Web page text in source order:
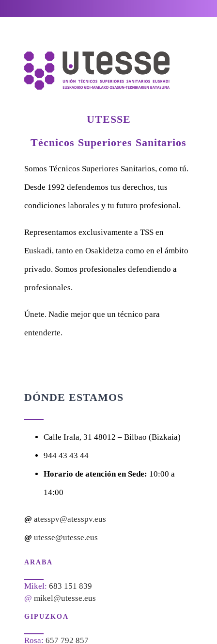
UTESSE
Técnicos Superiores Sanitarios
Somos Técnicos Superiores Sanitarios, como tú.
Desde 1992 defendemos tus derechos, tus
condiciones laborales y tu futuro profesional.
Representamos exclusivamente a TSS en
Euskadi, tanto en Osakidetza como en el ámbito
privado. Somos profesionales defendiendo a
profesionales.
Únete. Nadie mejor que un técnico para
entenderte.
DÓNDE ESTAMOS
Calle Irala, 31 48012 – Bilbao (Bizkaia)
944 43 43 44
Horario de atención en Sede: 10:00 a
14:00
@ atesspv@atesspv.eus
@ utesse@utesse.eus
ARABA
Mikel: 683 151 839
@ mikel@utesse.eus
GIPUZKOA
Rosa: 657 792 857